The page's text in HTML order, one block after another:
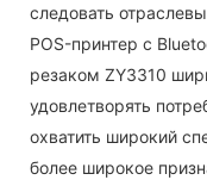
следовать
POS-принтер с
резаком ZY3310
удовлетворять
охватить широкий
более широкое